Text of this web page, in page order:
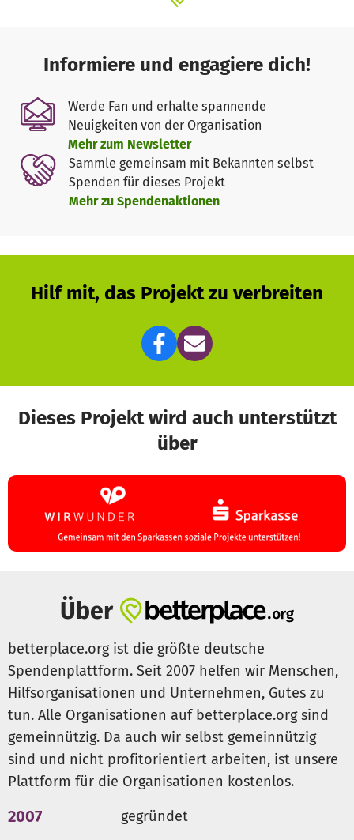
Informiere und engagiere dich!
Werde Fan und erhalte spannende
Neuigkeiten von der Organisation
Mehr zum Newsletter
Sammle gemeinsam mit Bekannten selbst
Spenden für dieses Projekt
Mehr zu Spendenaktionen
Hilf mit, das Projekt zu verbreiten
Dieses Projekt wird auch unterstützt
über
Über
betterplace.org ist die größte deutsche
Spendenplattform. Seit 2007 helfen wir Menschen,
Hilfsorganisationen und Unternehmen, Gutes zu
tun. Alle Organisationen auf betterplace.org sind
gemeinnützig. Da auch wir selbst gemeinnützig
sind und nicht profitorientiert arbeiten, ist unsere
Plattform für die Organisationen kostenlos.
2007 gegründet